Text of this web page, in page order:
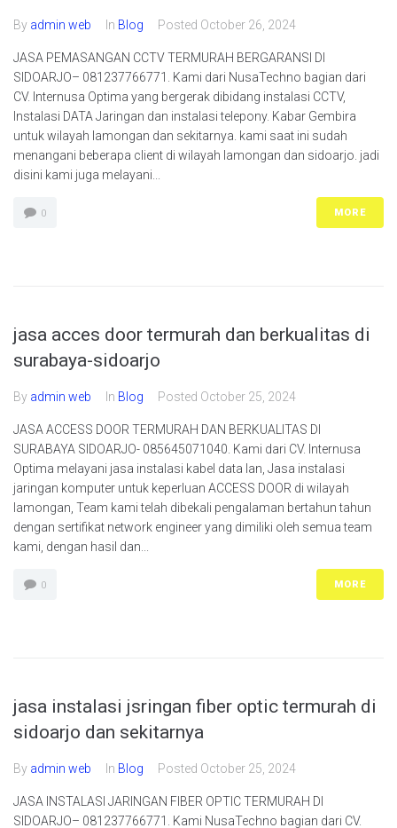
By admin web In Blog Posted October 26, 2024
JASA PEMASANGAN CCTV TERMURAH BERGARANSI DI
SIDOARJO– 081237766771. Kami dari NusaTechno bagian dari
CV. Internusa Optima yang bergerak dibidang instalasi CCTV,
Instalasi DATA Jaringan dan instalasi telepony. Kabar Gembira
untuk wilayah lamongan dan sekitarnya. kami saat ini sudah
menangani beberapa client di wilayah lamongan dan sidoarjo. jadi
disini kami juga melayani...
0 MORE
jasa acces door termurah dan berkualitas di
surabaya-sidoarjo
By admin web In Blog Posted October 25, 2024
JASA ACCESS DOOR TERMURAH DAN BERKUALITAS DI
SURABAYA SIDOARJO- 085645071040. Kami dari CV. Internusa
Optima melayani jasa instalasi kabel data lan, Jasa instalasi
jaringan komputer untuk keperluan ACCESS DOOR di wilayah
lamongan, Team kami telah dibekali pengalaman bertahun tahun
dengan sertifikat network engineer yang dimiliki oleh semua team
kami, dengan hasil dan...
0 MORE
jasa instalasi jsringan fiber optic termurah di
sidoarjo dan sekitarnya
By admin web In Blog Posted October 25, 2024
JASA INSTALASI JARINGAN FIBER OPTIC TERMURAH DI
SIDOARJO– 081237766771. Kami NusaTechno bagian dari CV.